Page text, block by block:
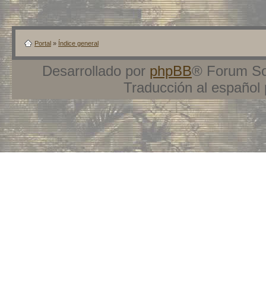
Portal » Índice general
Desarrollado por phpBB® Forum
Traducción al